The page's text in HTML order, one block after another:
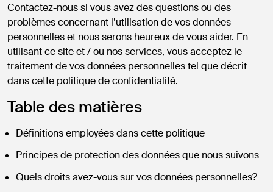
Contactez-nous si vous avez des questions ou des
problèmes concernant l’utilisation de vos données
personnelles et nous serons heureux de vous aider. En
utilisant ce site et / ou nos services, vous acceptez le
traitement de vos données personnelles tel que décrit
dans cette politique de confidentialité.
Table des matières
Définitions employées dans cette politique
Principes de protection des données que nous suivons
Quels droits avez-vous sur vos données personnelles?